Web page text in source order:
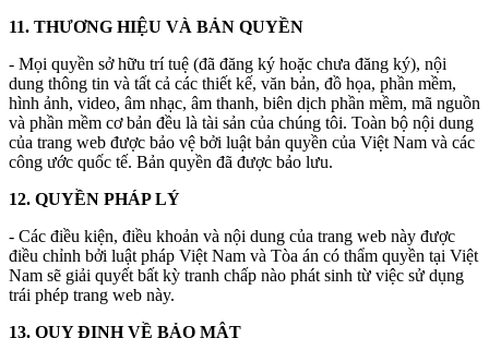
11. THƯƠNG HIỆU VÀ BẢN QUYỀN
- Mọi quyền sở hữu trí tuệ (đã đăng ký hoặc chưa đăng ký), nội
dung thông tin và tất cả các thiết kế, văn bản, đồ họa, phần mềm,
hình ảnh, video, âm nhạc, âm thanh, biên dịch phần mềm, mã nguồn
và phần mềm cơ bản đều là tài sản của chúng tôi. Toàn bộ nội dung
của trang web được bảo vệ bởi luật bản quyền của Việt Nam và các
công ước quốc tế. Bản quyền đã được bảo lưu.
12. QUYỀN PHÁP LÝ
- Các điều kiện, điều khoản và nội dung của trang web này được
điều chỉnh bởi luật pháp Việt Nam và Tòa án có thẩm quyền tại Việt
Nam sẽ giải quyết bất kỳ tranh chấp nào phát sinh từ việc sử dụng
trái phép trang web này.
13. QUY ĐỊNH VỀ BẢO MẬT